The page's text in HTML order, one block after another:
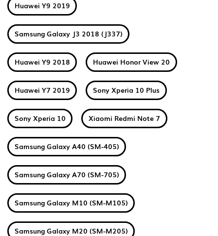
Huawei Y9 2019
Samsung Galaxy J3 2018 (J337)
Huawei Y9 2018 Huawei Honor View 20
Huawei Y7 2019 Sony Xperia 10 Plus
Sony Xperia 10 Xiaomi Redmi Note 7
Samsung Galaxy A40 (SM-405)
Samsung Galaxy A70 (SM-705)
Samsung Galaxy M10 (SM-M105)
Samsung Galaxy M20 (SM-M205)